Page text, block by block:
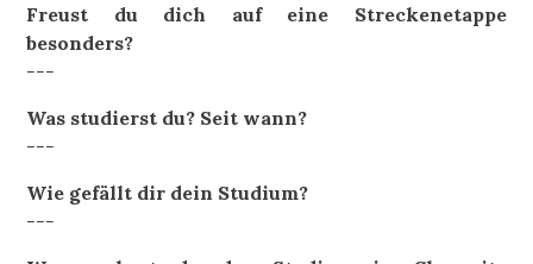
Freust du dich auf eine Streckenetappe
besonders?
---
Was studierst du? Seit wann?
---
Wie gefällt dir dein Studium?
---